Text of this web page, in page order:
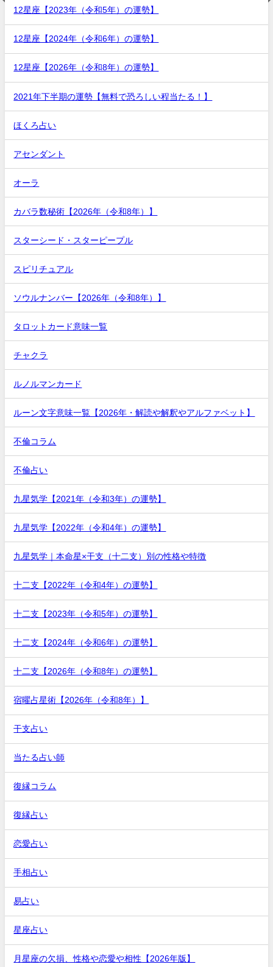
12星座【2023年（令和5年）の運勢】
12星座【2024年（令和6年）の運勢】
12星座【2026年（令和8年）の運勢】
2021年下半期の運勢【無料で恐ろしい程当たる！】
ほくろ占い
アセンダント
オーラ
カバラ数秘術【2026年（令和8年）】
スターシード・スターピープル
スピリチュアル
ソウルナンバー【2026年（令和8年）】
タロットカード意味一覧
チャクラ
ルノルマンカード
ルーン文字意味一覧【2026年・解読や解釈やアルファベット】
不倫コラム
不倫占い
九星気学【2021年（令和3年）の運勢】
九星気学【2022年（令和4年）の運勢】
九星気学｜本命星×干支（十二支）別の性格や特徴
十二支【2022年（令和4年）の運勢】
十二支【2023年（令和5年）の運勢】
十二支【2024年（令和6年）の運勢】
十二支【2026年（令和8年）の運勢】
宿曜占星術【2026年（令和8年）】
干支占い
当たる占い師
復縁コラム
復縁占い
恋愛占い
手相占い
易占い
星座占い
月星座の欠損、性格や恋愛や相性【2026年版】